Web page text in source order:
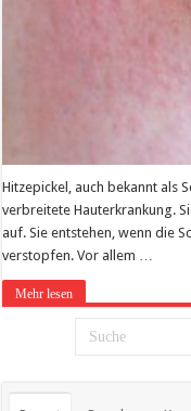
Hitzepickel, auch bekannt als
verbreitete Hauterkrankung.
auf. Sie entstehen, wenn die
verstopfen. Vor allem …
Mehr lesen